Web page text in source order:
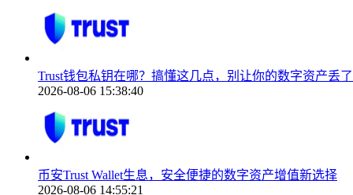
Trust钱包私钥在哪？搞懂这几点，别让你的数字资产丢了
2026-08-06 15:38:40
币安Trust Wallet生息，安全便捷的数字资产增值新选择
2026-08-06 14:55:21